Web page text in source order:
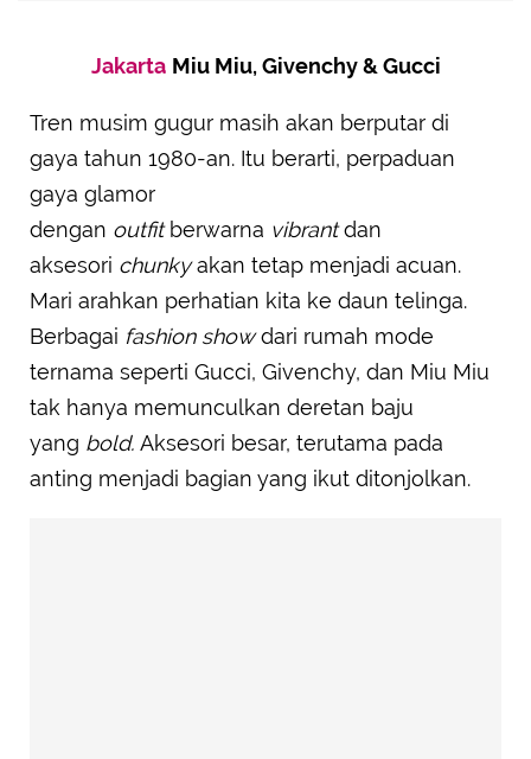
Jakarta Miu Miu, Givenchy & Gucci
Tren musim gugur masih akan berputar di
gaya tahun 1980-an. Itu berarti, perpaduan
gaya glamor
dengan outfitberwarna vibrantdan
aksesori chunkyakan tetap menjadi acuan.
Mari arahkan perhatian kita ke daun telinga.
Berbagai fashion showdari rumah mode
ternama seperti Gucci, Givenchy, dan Miu Miu
tak hanya memunculkan deretan baju
yang bold. Aksesori besar, terutama pada
anting menjadi bagian yang ikut ditonjolkan.